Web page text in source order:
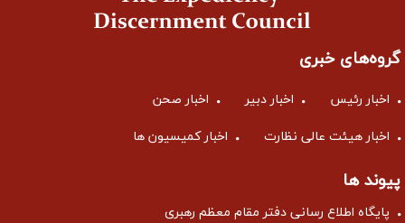
گروه‌های خبری
اخبار رئیس اخبار دبیر اخبار صحن
اخبار هیئت عالی نظارت اخبار کمیسیون ها
پیوند ها
پایگاه اطلاع رسانی دفتر مقام معظم رهبری